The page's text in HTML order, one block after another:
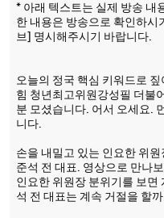
* 아래 텍스트는 실제 방송 내
한 내용은 방송으로 확인하시
브] 명시해주시기 바랍니다.
오늘의 정국 핵심 키워드로
힘 청년최고위원강성필 더불
분 모셨습니다. 어서 오세요.
니다.
손을 내밀고 있는 인요한 위
준석 전 대표. 영상으로 만나
인요한 위원장 분위기를 보면
석 전 대표는 계속 거절을 할